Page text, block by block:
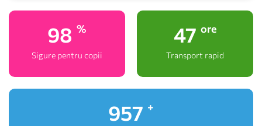
100 %
Sigure pentru copii
48 ore
Transport rapid
1,000